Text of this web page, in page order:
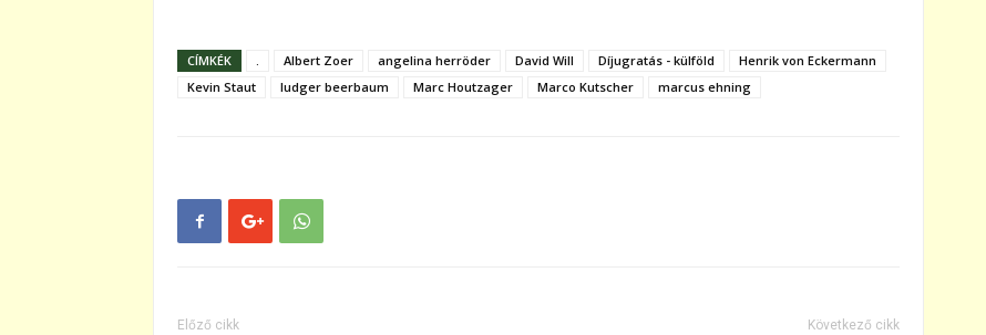
CÍMKÉK . Albert Zoer angelina herröder David Will Díjugratás - külföld
Henrik von Eckermann
Kevin Staut
ludger beerbaum Marc Houtzager Marco Kutscher marcus ehning
Előző cikk Következő cikk